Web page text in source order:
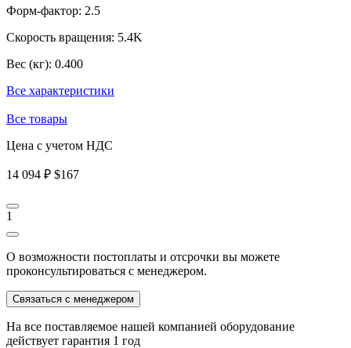
Форм-фактор: 2.5
Скорость вращения: 5.4K
Вес (кг): 0.400
Все характеристики
Все товары
Цена с учетом НДС
14 094 ₽ $167
1
О возможности постоплаты и отсрочки вы можете
проконсультироваться с менеджером.
Связаться с менеджером
На все поставляемое нашей компанией оборудование
действует гарантия 1 год